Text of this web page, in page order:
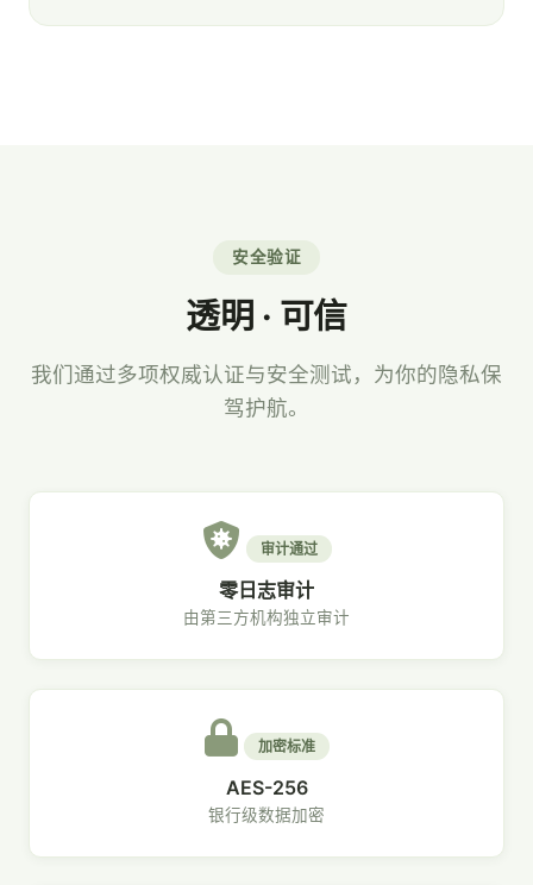
安全验证
透明 · 可信
我们通过多项权威认证与安全测试，为你的隐私保
驾护航。
审计通过
零日志审计
由第三方机构独立审计
加密标准
AES-256
银行级数据加密